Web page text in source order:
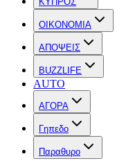
OIKONOMIA
ΑΠΟΨΕΙΣ
BUZZLIFE
AUTO
ΑΓΟΡΑ
Γηπεδο
Παραθυρο